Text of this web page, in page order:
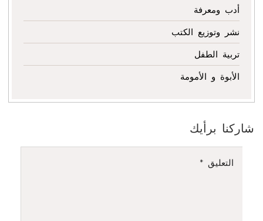
أدب ومعرفة
نشر وتوزيع الكتب
تربية الطفل
الأبوة و الأمومة
شاركنا برأيك
التعليق *